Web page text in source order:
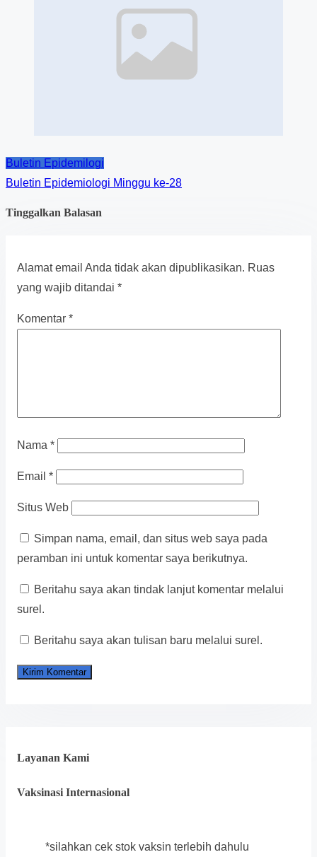
Buletin Epidemilogi
Buletin Epidemiologi Minggu ke-28
Tinggalkan Balasan
Alamat email Anda tidak akan dipublikasikan. Ruas
yang wajib ditandai *
Komentar *
Nama *
Email *
Situs Web
Simpan nama, email, dan situs web saya pada
peramban ini untuk komentar saya berikutnya.
Beritahu saya akan tindak lanjut komentar melalui
surel.
Beritahu saya akan tulisan baru melalui surel.
Layanan Kami
Vaksinasi Internasional
*silahkan cek stok vaksin terlebih dahulu